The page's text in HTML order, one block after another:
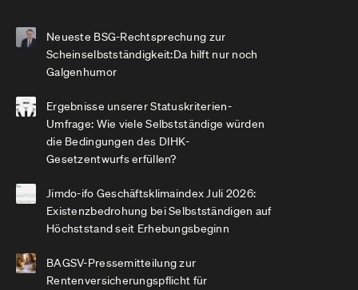
Neueste BSG-Rechtsprechung zur
Scheinselbstständigkeit:Da hilft nur noch
Galgenhumor
Ergebnisse unserer Statuskriterien-
Umfrage: Wie viele Selbstständige würden
die Bedingungen des DIHK-
Gesetzentwurfs erfüllen?
Jimdo-ifo Geschäftsklimaindex Juli 2026:
Existenzbedrohung bei Selbstständigen auf
Höchststand seit Erhebungsbeginn
BAGSV-Pressemitteilung zur
Rentenversicherungspflicht für